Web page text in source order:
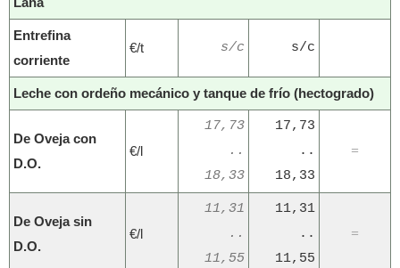
Entrefina
corriente
€/t s/c s/c
Leche con ordeño mecánico y tanque de frío (hectogrado)
De Oveja con
D.O.
€/l
17,73
..
18,33
17,73
..
18,33
=
De Oveja sin
D.O.
€/l
11,31
..
11,55
11,31
..
11,55
=